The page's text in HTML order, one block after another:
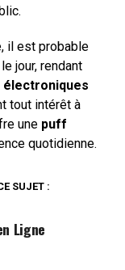
il est probable
jour, rendant
tout intérêt à
une puff
quotidienne.
SUJET :
Ligne